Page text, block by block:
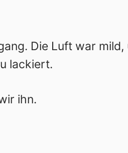
Die Luft war
lackiert.
ihn.